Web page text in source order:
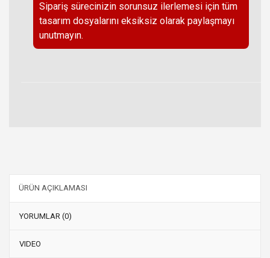
Sipariş sürecinizin sorunsuz ilerlemesi için tüm
tasarım dosyalarını eksiksiz olarak paylaşmayı
unutmayın.
ÜRÜN AÇIKLAMASI
YORUMLAR (0)
VIDEO